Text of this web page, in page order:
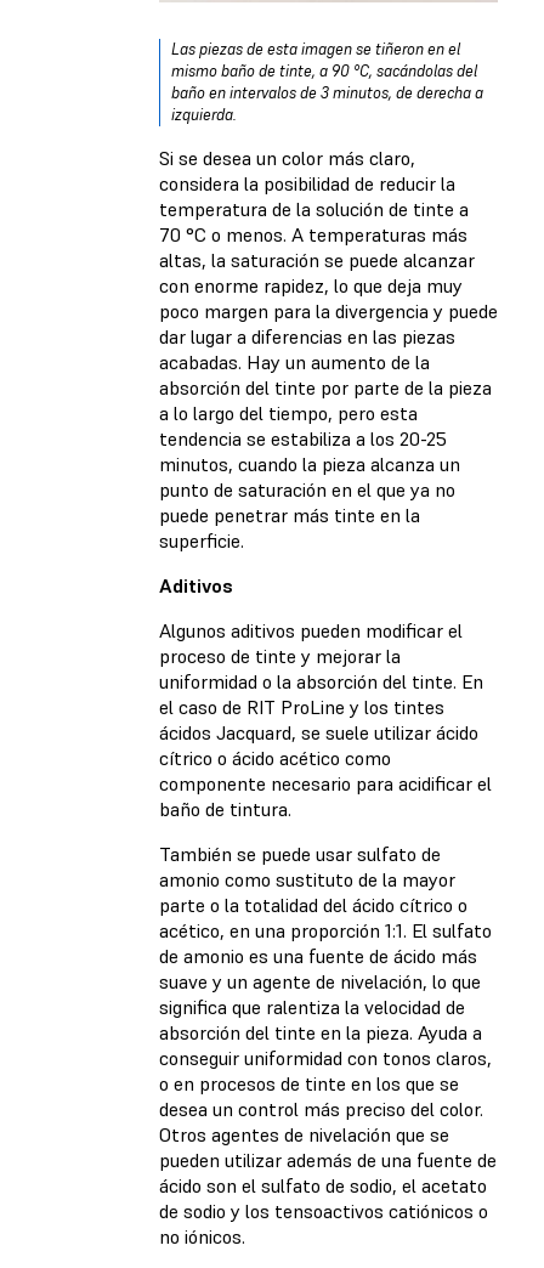
Las piezas de esta imagen se tiñeron en el
mismo baño de tinte, a 90 °C, sacándolas del
baño en intervalos de 3 minutos, de derecha a
izquierda.
Si se desea un color más claro,
considera la posibilidad de reducir la
temperatura de la solución de tinte a
70 °C o menos. A temperaturas más
altas, la saturación se puede alcanzar
con enorme rapidez, lo que deja muy
poco margen para la divergencia y puede
dar lugar a diferencias en las piezas
acabadas. Hay un aumento de la
absorción del tinte por parte de la pieza
a lo largo del tiempo, pero esta
tendencia se estabiliza a los 20-25
minutos, cuando la pieza alcanza un
punto de saturación en el que ya no
puede penetrar más tinte en la
superficie.
Aditivos
Algunos aditivos pueden modificar el
proceso de tinte y mejorar la
uniformidad o la absorción del tinte. En
el caso de RIT ProLine y los tintes
ácidos Jacquard, se suele utilizar ácido
cítrico o ácido acético como
componente necesario para acidificar el
baño de tintura.
También se puede usar sulfato de
amonio como sustituto de la mayor
parte o la totalidad del ácido cítrico o
acético, en una proporción 1:1. El sulfato
de amonio es una fuente de ácido más
suave y un agente de nivelación, lo que
significa que ralentiza la velocidad de
absorción del tinte en la pieza. Ayuda a
conseguir uniformidad con tonos claros,
o en procesos de tinte en los que se
desea un control más preciso del color.
Otros agentes de nivelación que se
pueden utilizar además de una fuente de
ácido son el sulfato de sodio, el acetato
de sodio y los tensoactivos catiónicos o
no iónicos.